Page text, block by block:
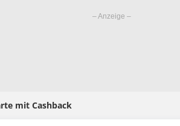
mit Cashback